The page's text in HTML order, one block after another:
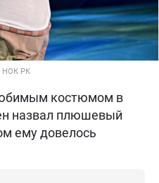
НОК РК
костюмом в
назвал плюшевый
ему довелось